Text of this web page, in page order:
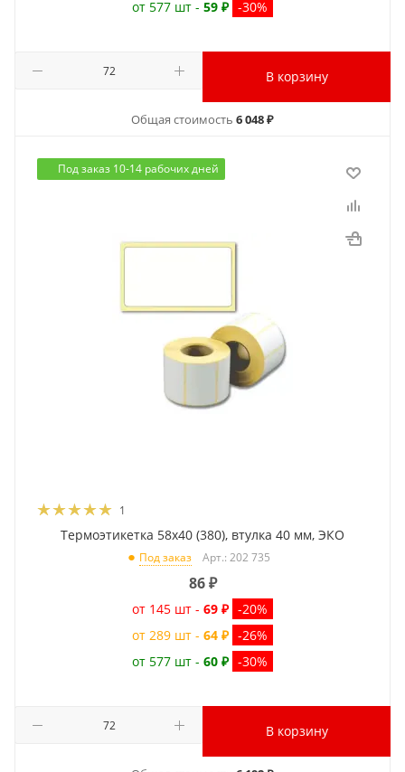
от 577 шт - 59 ₽ -30%
В корзину
Общая стоимость 6 048 ₽
Под заказ 10-14 рабочих дней
1
Термоэтикетка 58x40 (380), втулка 40 мм, ЭКО
Под заказ Арт.: 202 735
86₽
от 145 шт - 69 ₽ -20%
от 289 шт - 64 ₽ -26%
от 577 шт - 60 ₽ -30%
В корзину